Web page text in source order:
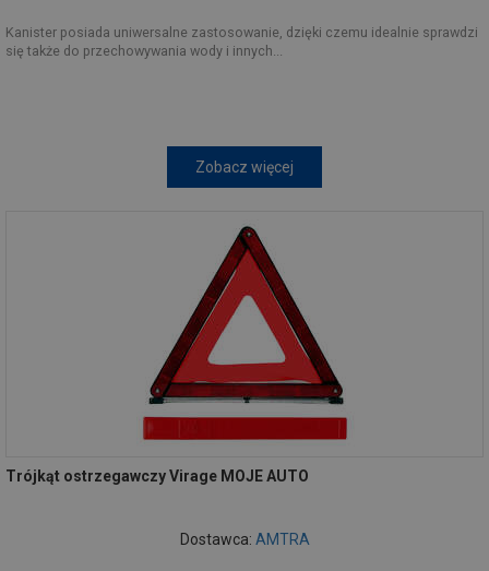
Kanister posiada uniwersalne zastosowanie, dzięki czemu idealnie sprawdzi
się także do przechowywania wody i innych...
Zobacz więcej
Trójkąt ostrzegawczy Virage MOJE AUTO
Dostawca: AMTRA